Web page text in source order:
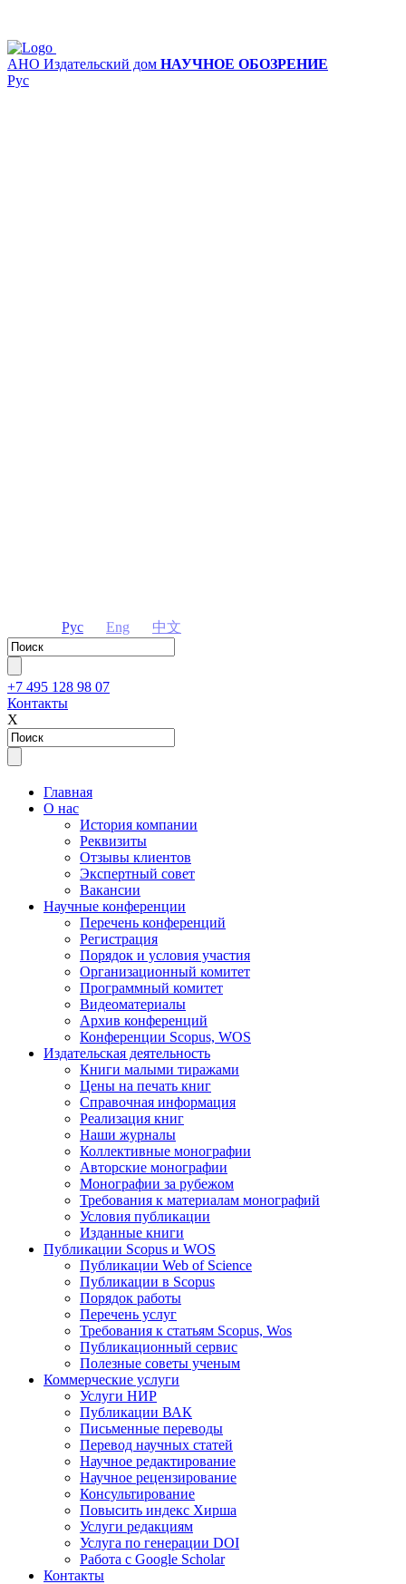
АНО Издательский дом НАУЧНОЕ ОБОЗРЕНИЕ
Рус
Рус Eng 中文
+7 495 128 98 07
Контакты
Х
Главная
О нас
История компании
Реквизиты
Отзывы клиентов
Экспертный совет
Вакансии
Научные конференции
Перечень конференций
Регистрация
Порядок и условия участия
Организационный комитет
Программный комитет
Видеоматериалы
Архив конференций
Конференции Scopus, WOS
Издательская деятельность
Книги малыми тиражами
Цены на печать книг
Справочная информация
Реализация книг
Наши журналы
Коллективные монографии
Авторские монографии
Монографии за рубежом
Требования к материалам монографий
Условия публикации
Изданные книги
Публикации Scopus и WOS
Публикации Web of Science
Публикации в Scopus
Порядок работы
Перечень услуг
Требования к статьям Scopus, Wos
Публикационный сервис
Полезные советы ученым
Коммерческие услуги
Услуги НИР
Публикации ВАК
Письменные переводы
Перевод научных статей
Научное редактирование
Научное рецензирование
Консультирование
Повысить индекс Хирша
Услуги редакциям
Услуга по генерации DOI
Работа с Google Scholar
Контакты